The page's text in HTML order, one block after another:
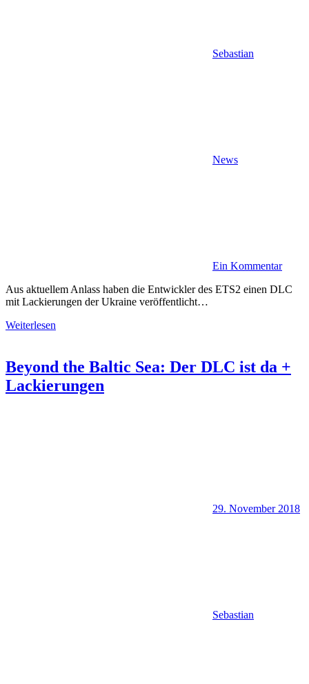
Sebastian
News
Ein Kommentar
Aus aktuellem Anlass haben die Entwickler des ETS2 einen DLC
mit Lackierungen der Ukraine veröffentlicht…
Weiterlesen
Beyond the Baltic Sea: Der DLC ist da +
Lackierungen
29. November 2018
Sebastian